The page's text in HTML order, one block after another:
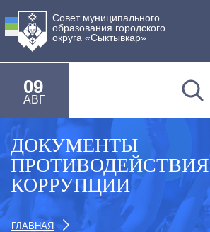
Совет муниципального
образования городского
округа «Сыктывкар»
09
АВГ
ДОКУМЕНТЫ
ПРОТИВОДЕЙСТВИЯ
КОРРУПЦИИ
ГЛАВНАЯ